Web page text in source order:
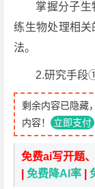
掌握分子生
练生物处理相
法。
2.研究手段
剩余内容已隐藏
内容！ 立即支付
免费ai写开题
|免费降AI率 |